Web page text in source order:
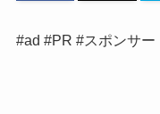
#ad #PR #スポンサー